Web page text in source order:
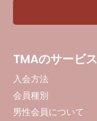
TMAのサービス
入会方法
会員種別
男性会員について